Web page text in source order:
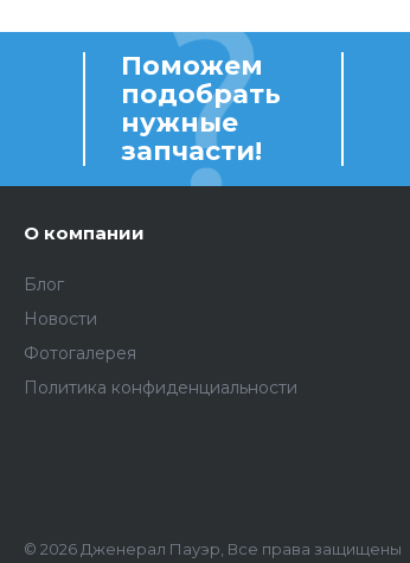
Поможем
подобрать
нужные
запчасти!
О компании
Блог
Новости
Фотогалерея
Политика конфиденциальности
© 2026 Дженерал Пауэр, Все права защищены